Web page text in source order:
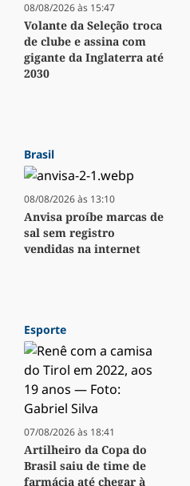
08/08/2026 às 15:47
Volante da Seleção troca
de clube e assina com
gigante da Inglaterra até
2030
Brasil
08/08/2026 às 13:10
Anvisa proíbe marcas de
sal sem registro
vendidas na internet
Esporte
07/08/2026 às 18:41
Artilheiro da Copa do
Brasil saiu de time de
farmácia até chegar à